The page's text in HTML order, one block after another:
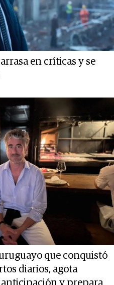
en críticas y se
que conquistó
diarios, agota
anticipación y prepara